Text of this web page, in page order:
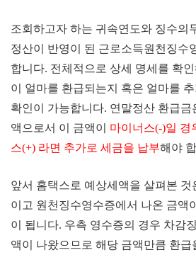
조회하고자 하는 귀속연도와 징수의
정산이 반영이 된 근로소득원천징수
합니다. 전체적으로 상세 명세를 확
이 얼마를 환급되는지 혹은 얼마를
확인이 가능합니다. 연말정산 환급
액으로서 이 금액이 마이너스(-)일 경
스(+) 라면 추가로 세금을 납부해야
앞서 홈택스로 예상세액을 살펴본 것
이고 원천징수영수증에서 나온 금액
이 됩니다. 우측 영수증의 경우 차감
액이 나왔으므로 해당 금액만큼 환급